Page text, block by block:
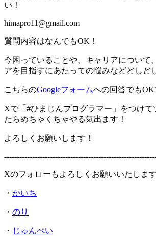
い！
himapro11@gmail.com
質問内容はなんでもOK！
今困っていることや、キャリアについて
アを目指すにあたっての悩みなどどしど
こちらのGoogleフォームへの回答でも
Xで「#ひまじんプログラマー」をつけて
たらめちゃくちゃやる気出ます！
よろしくお願いします！
Xのフォローもよろしくお願いいたします
・ かいち
・ のり
・ じゅんぺい